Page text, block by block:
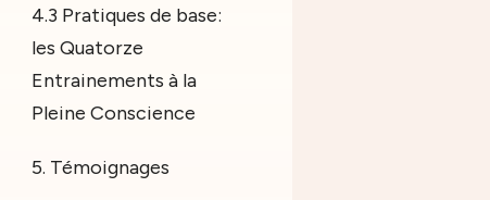
4.3 Pratiques de base:
les Quatorze
Entrainements à la
Pleine Conscience
5. Témoignages